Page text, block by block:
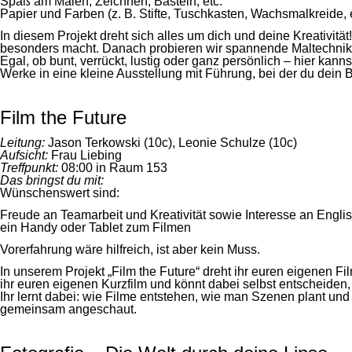
Papier und Farben (z. B. Stifte, Tuschkasten, Wachsmalkreide,
In diesem Projekt dreht sich alles um dich und deine
besonders macht. Danach probieren wir spannende
Egal, ob bunt, verrückt, lustig oder ganz persönlich – hier
Werke in eine kleine Ausstellung mit Führung, bei der du dein
Film the Future
Leitung: Jason Terkowski (10c), Leonie Schulze (10c)
Aufsicht: Frau Liebing
Treffpunkt: 08:00 in Raum 153
Das bringst du mit:
Wünschenswert sind:
Freude an Teamarbeit und Kreativität sowie Interesse an
ein Handy oder Tablet zum Filmen
Vorerfahrung wäre hilfreich, ist aber kein Muss.
In unserem Projekt „Film the Future“ dreht ihr euren eigenen
ihr euren eigenen Kurzfilm und könnt dabei selbst
Ihr lernt dabei: wie Filme entstehen, wie man Szenen plant
gemeinsam angeschaut.